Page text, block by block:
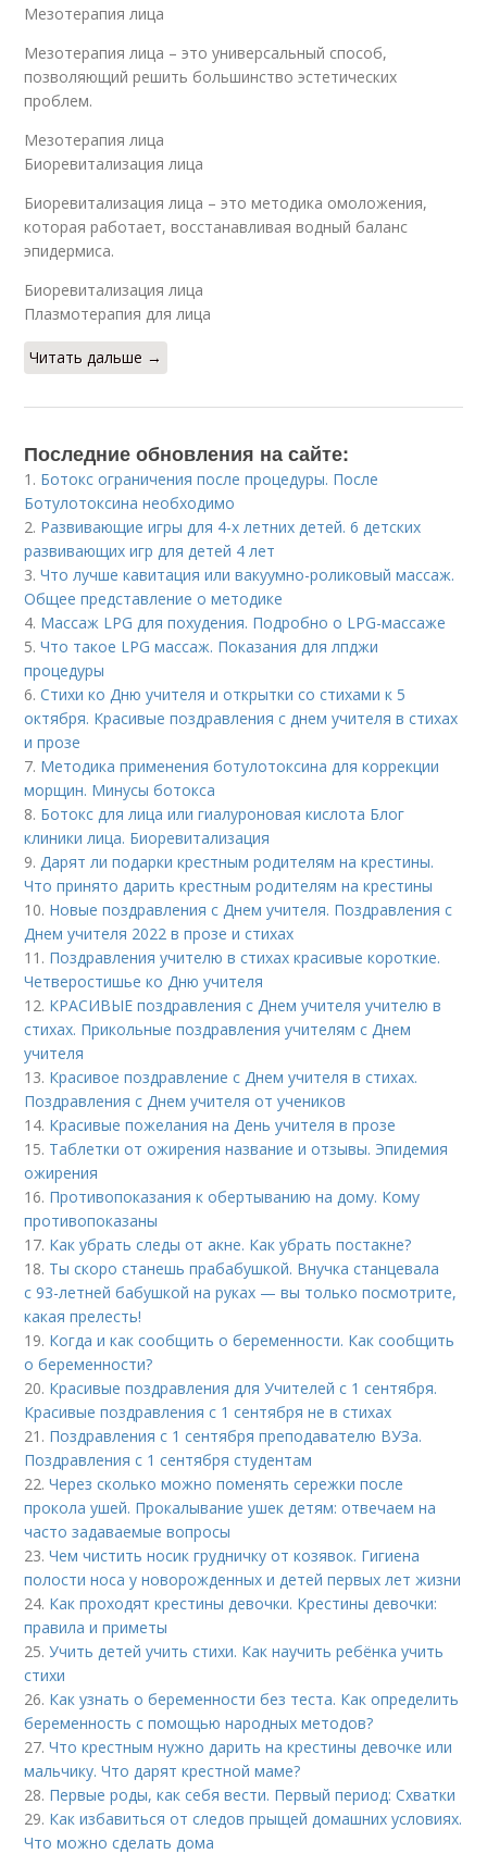
Мезотерапия лица
Мезотерапия лица – это универсальный способ,
позволяющий решить большинство эстетических
проблем.
Мезотерапия лица
Биоревитализация лица
Биоревитализация лица – это методика омоложения,
которая работает, восстанавливая водный баланс
эпидермиса.
Биоревитализация лица
Плазмотерапия для лица
Читать дальше →
Последние обновления на сайте:
1. Ботокс ограничения после процедуры. После
Ботулотоксина необходимо
2. Развивающие игры для 4-х летних детей. 6 детских
развивающих игр для детей 4 лет
3.Что лучше кавитация или вакуумно-роликовый массаж.
Общее представление о методике
4. Массаж LPG для похудения. Подробно о LPG-массаже
5.Что такое LPG массаж. Показания для лпджи
процедуры
6.Стихи ко Дню учителя и открытки со стихами к 5
октября. Красивые поздравления с днем учителя в стихах
и прозе
7. Методика применения ботулотоксина для коррекции
морщин. Минусы ботокса
8. Ботокс для лица или гиалуроновая кислота Блог
клиники лица. Биоревитализация
9.Дарят ли подарки крестным родителям на крестины.
Что принято дарить крестным родителям на крестины
10. Новые поздравления с Днем учителя. Поздравления с
Днем учителя 2022 в прозе и стихах
11. Поздравления учителю в стихах красивые короткие.
Четверостишье ко Дню учителя
12. КРАСИВЫЕ поздравления с Днем учителя учителю в
стихах. Прикольные поздравления учителям с Днем
учителя
13. Красивое поздравление с Днем учителя в стихах.
Поздравления с Днем учителя от учеников
14. Красивые пожелания на День учителя в прозе
15. Таблетки от ожирения название и отзывы. Эпидемия
ожирения
16. Противопоказания к обертыванию на дому. Кому
противопоказаны
17. Как убрать следы от акне. Как убрать постакне?
18. Ты скоро станешь прабабушкой. Внучка станцевала
с 93-летней бабушкой на руках — вы только посмотрите,
какая прелесть!
19. Когда и как сообщить о беременности. Как сообщить
о беременности?
20. Красивые поздравления для Учителей с 1 сентября.
Красивые поздравления с 1 сентября не в стихах
21. Поздравления с 1 сентября преподавателю ВУЗа.
Поздравления с 1 сентября студентам
22.Через сколько можно поменять сережки после
прокола ушей. Прокалывание ушек детям: отвечаем на
часто задаваемые вопросы
23.Чем чистить носик грудничку от козявок. Гигиена
полости носа у новорожденных и детей первых лет жизни
24. Как проходят крестины девочки. Крестины девочки:
правила и приметы
25.Учить детей учить стихи. Как научить ребёнка учить
стихи
26. Как узнать о беременности без теста. Как определить
беременность с помощью народных методов?
27.Что крестным нужно дарить на крестины девочке или
мальчику. Что дарят крестной маме?
28. Первые роды, как себя вести. Первый период: Схватки
29. Как избавиться от следов прыщей домашних условиях.
Что можно сделать дома